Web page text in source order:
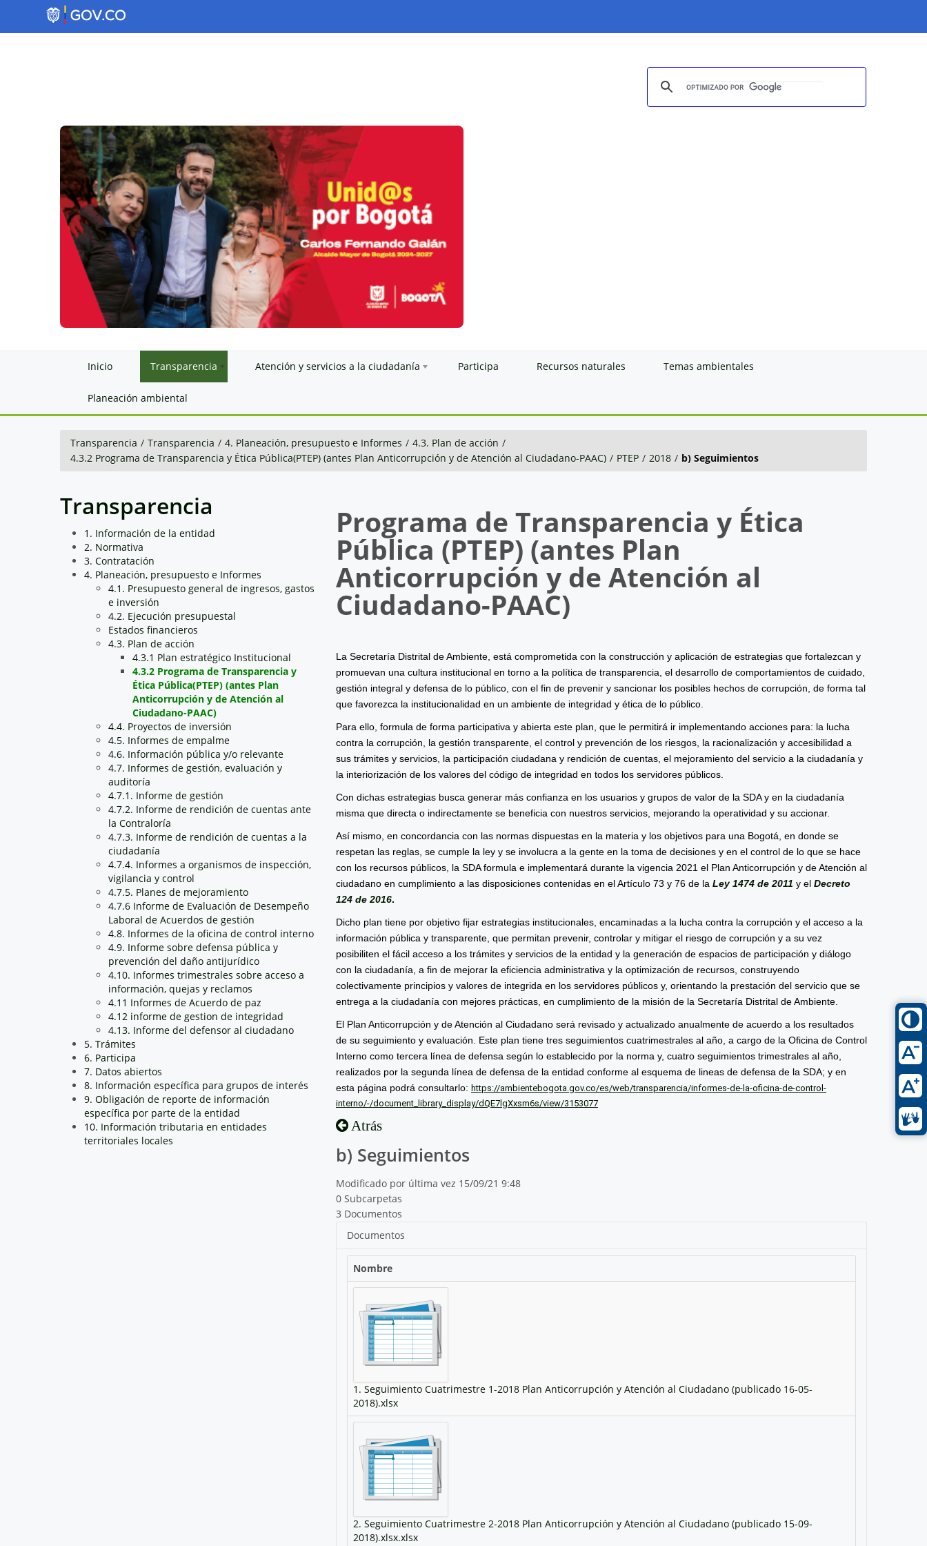
Inicio Transparencia Atención y servicios a la ciudadanía Participa Recursos naturales Temas ambientales
Planeación ambiental
Transparencia / Transparencia / 4. Planeación, presupuesto e Informes / 4.3. Plan de acción /
4.3.2 Programa de Transparencia y Ética Pública(PTEP) (antes Plan Anticorrupción y de Atención al Ciudadano-PAAC) / PTEP / 2018 / b) Seguimientos
Transparencia
1. Información de la entidad
2. Normativa
3. Contratación
4. Planeación, presupuesto e Informes
4.1. Presupuesto general de ingresos, gastos
e inversión
4.2. Ejecución presupuestal
Estados financieros
4.3. Plan de acción
4.3.1 Plan estratégico Institucional
4.3.2 Programa de Transparencia y
Ética Pública(PTEP) (antes Plan
Anticorrupción y de Atención al
Ciudadano-PAAC)
4.4. Proyectos de inversión
4.5. Informes de empalme
4.6. Información pública y/o relevante
4.7. Informes de gestión, evaluación y
auditoría
4.7.1. Informe de gestión
4.7.2. Informe de rendición de cuentas ante
la Contraloría
4.7.3. Informe de rendición de cuentas a la
ciudadanía
4.7.4. Informes a organismos de inspección,
vigilancia y control
4.7.5. Planes de mejoramiento
4.7.6 Informe de Evaluación de Desempeño
Laboral de Acuerdos de gestión
4.8. Informes de la oficina de control interno
4.9. Informe sobre defensa pública y
prevención del daño antijurídico
4.10. Informes trimestrales sobre acceso a
información, quejas y reclamos
4.11 Informes de Acuerdo de paz
4.12 informe de gestion de integridad
4.13. Informe del defensor al ciudadano
5. Trámites
6. Participa
7. Datos abiertos
8. Información específica para grupos de interés
9. Obligación de reporte de información
específica por parte de la entidad
10. Información tributaria en entidades
territoriales locales
Programa de Transparencia y Ética
Pública (PTEP) (antes Plan
Anticorrupción y de Atención al
Ciudadano-PAAC)
La Secretaría Distrital de Ambiente, está comprometida con la construcción y aplicación de estrategias que fortalezcan y
promuevan una cultura institucional en torno a la política de transparencia, el desarrollo de comportamientos de cuidado,
gestión integral y defensa de lo público, con el fin de prevenir y sancionar los posibles hechos de corrupción, de forma tal
que favorezca la institucionalidad en un ambiente de integridad y ética de lo público.
Para ello, formula de forma participativa y abierta este plan, que le permitirá ir implementando acciones para: la lucha
contra la corrupción, la gestión transparente, el control y prevención de los riesgos, la racionalización y accesibilidad a
sus trámites y servicios, la participación ciudadana y rendición de cuentas, el mejoramiento del servicio a la ciudadanía y
la interiorización de los valores del código de integridad en todos los servidores públicos.
Con dichas estrategias busca generar más confianza en los usuarios y grupos de valor de la SDA y en la ciudadanía
misma que directa o indirectamente se beneficia con nuestros servicios, mejorando la operatividad y su accionar.
Así mismo, en concordancia con las normas dispuestas en la materia y los objetivos para una Bogotá, en donde se
respetan las reglas, se cumple la ley y se involucra a la gente en la toma de decisiones y en el control de lo que se hace
con los recursos públicos, la SDA formula e implementará durante la vigencia 2021 el Plan Anticorrupción y de Atención al
ciudadano en cumplimiento a las disposiciones contenidas en el Artículo 73 y 76 de la Ley 1474 de 2011 y el Decreto
124 de 2016.
Dicho plan tiene por objetivo fijar estrategias institucionales, encaminadas a la lucha contra la corrupción y el acceso a la
información pública y transparente, que permitan prevenir, controlar y mitigar el riesgo de corrupción y a su vez
posibiliten el fácil acceso a los trámites y servicios de la entidad y la generación de espacios de participación y diálogo
con la ciudadanía, a fin de mejorar la eficiencia administrativa y la optimización de recursos, construyendo
colectivamente principios y valores de integrida en los servidores públicos y, orientando la prestación del servicio que se
entrega a la ciudadanía con mejores prácticas, en cumplimiento de la misión de la Secretaría Distrital de Ambiente.
El Plan Anticorrupción y de Atención al Ciudadano será revisado y actualizado anualmente de acuerdo a los resultados
de su seguimiento y evaluación. Este plan tiene tres seguimientos cuatrimestrales al año, a cargo de la Oficina de Control
Interno como tercera línea de defensa según lo establecido por la norma y, cuatro seguimientos trimestrales al año,
realizados por la segunda línea de defensa de la entidad conforme al esquema de lineas de defensa de la SDA; y en
esta página podrá consultarlo: https://ambientebogota.gov.co/es/web/transparencia/informes-de-la-oficina-de-control-
interno/-/document_library_display/dQE7lgXxsm6s/view/3153077
Atrás
b) Seguimientos
Modificado por última vez 15/09/21 9:48
0 Subcarpetas
3 Documentos
Documentos
Nombre
1. Seguimiento Cuatrimestre 1-2018 Plan Anticorrupción y Atención al Ciudadano (publicado 16-05-
2018).xlsx
2. Seguimiento Cuatrimestre 2-2018 Plan Anticorrupción y Atención al Ciudadano (publicado 15-09-
2018).xlsx.xlsx